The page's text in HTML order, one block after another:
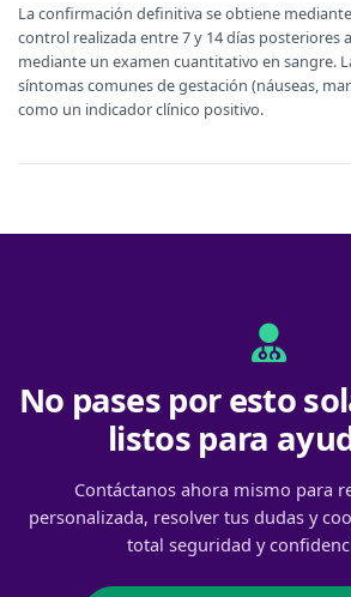
La confirmación definitiva se obtiene
control realizada entre 7 y 14 días posteriores
mediante un examen cuantitativo en sangre.
síntomas comunes de gestación (náuseas,
como un indicador clínico positivo.
No pases por esto
listos para
Contáctanos ahora mismo para
personalizada, resolver tus dudas y
total seguridad y